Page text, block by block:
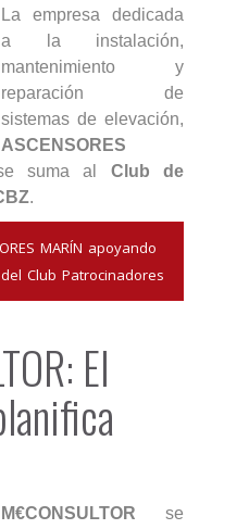
La empresa dedicada
a la instalación,
mantenimiento y
reparación de
sistemas de elevación,
ASCENSORES
suma al Club de
.
MARÍN apoyando
Club Patrocinadores
El
M€CONSULTOR se